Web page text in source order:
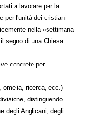
a lavorare per la
per l'unità dei cristiani
nella «settimana
segno di una Chiesa
concrete per
omelia, ricerca, ecc.)
distinguendo
degli Anglicani, degli